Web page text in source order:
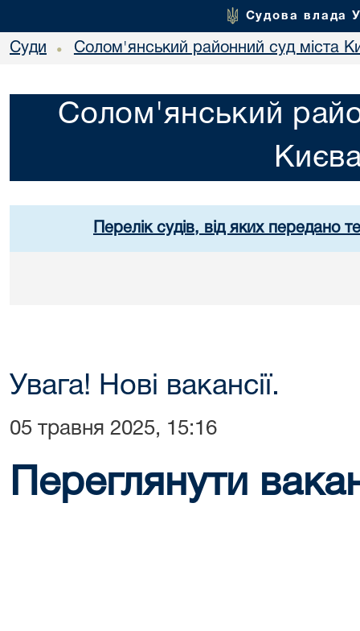
Судова влада
Суди • Солом'янський районний суд міста
Солом'янський
Перелік судів, від яких передано
Увага! Нові вакансії.
05 травня 2025, 15:16
Переглянути